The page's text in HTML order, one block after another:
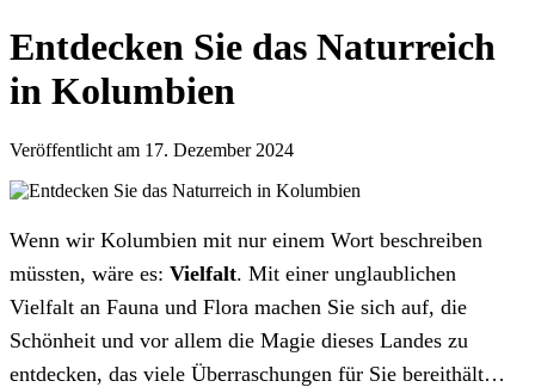
Entdecken Sie das Naturreich
in Kolumbien
Veröffentlicht am 17. Dezember 2024
Wenn wir Kolumbien mit nur einem Wort beschreiben
müssten, wäre es: Vielfalt. Mit einer unglaublichen
Vielfalt an Fauna und Flora machen Sie sich auf, die
Schönheit und vor allem die Magie dieses Landes zu
entdecken, das viele Überraschungen für Sie bereithält…